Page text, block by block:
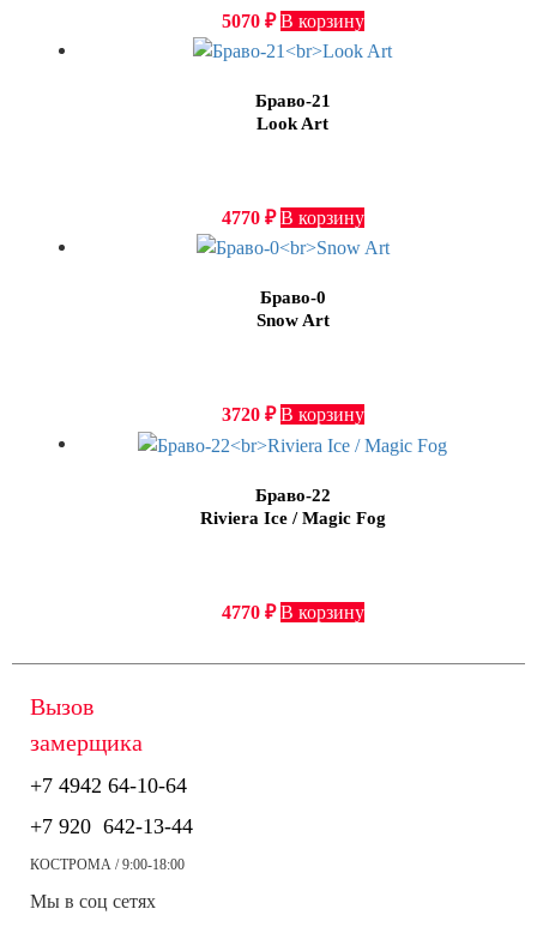
5070 ₽ В корзину
Браво-21
Look Art
4770 ₽ В корзину
Браво-0
Snow Art
3720 ₽ В корзину
Браво-22
Riviera Ice / Magic Fog
4770 ₽ В корзину
Вызов
замерщика
+7 4942 64-10-64
+7 920 642-13-44
КОСТРОМА / 9:00-18:00
Мы в соц сетях